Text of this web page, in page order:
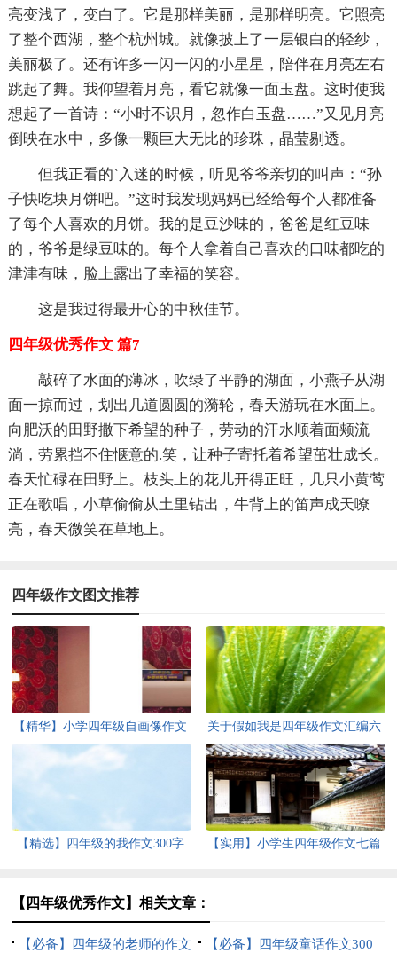
亮变浅了，变白了。它是那样美丽，是那样明亮。它照亮
了整个西湖，整个杭州城。就像披上了一层银白的轻纱，
美丽极了。还有许多一闪一闪的小星星，陪伴在月亮左右
跳起了舞。我仰望着月亮，看它就像一面玉盘。这时使我
想起了一首诗：“小时不识月，忽作白玉盘……”又见月亮
倒映在水中，多像一颗巨大无比的珍珠，晶莹剔透。
但我正看的`入迷的时候，听见爷爷亲切的叫声：“孙
子快吃块月饼吧。”这时我发现妈妈已经给每个人都准备
了每个人喜欢的月饼。我的是豆沙味的，爸爸是红豆味
的，爷爷是绿豆味的。每个人拿着自己喜欢的口味都吃的
津津有味，脸上露出了幸福的笑容。
这是我过得最开心的中秋佳节。
四年级优秀作文 篇7
敲碎了水面的薄冰，吹绿了平静的湖面，小燕子从湖
面一掠而过，划出几道圆圆的漪轮，春天游玩在水面上。
向肥沃的田野撒下希望的种子，劳动的汗水顺着面颊流
淌，劳累挡不住惬意的.笑，让种子寄托着希望茁壮成长。
春天忙碌在田野上。枝头上的花儿开得正旺，几只小黄莺
正在歌唱，小草偷偷从土里钻出，牛背上的笛声成天嘹
亮，春天微笑在草地上。
四年级作文图文推荐
【精华】小学四年级自画像作文
4篇
关于假如我是四年级作文汇编六
篇
【精选】四年级的我作文300字
【实用】小学生四年级作文七篇
【四年级优秀作文】相关文章：
【必备】四年级的老师的作文 【必备】四年级童话作文300